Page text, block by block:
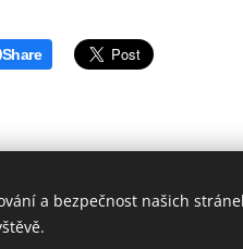
Share
a bezpečnost našich